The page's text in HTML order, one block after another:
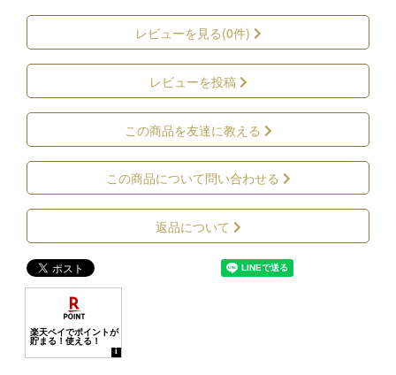
レビューを見る(0件)
レビューを投稿
この商品を友達に教える
この商品について問い合わせる
返品について